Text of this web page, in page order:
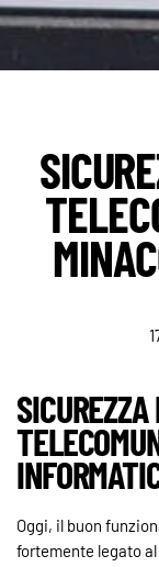
Oggi, il buon
fortemente legato